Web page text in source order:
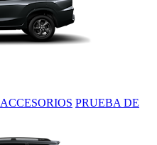
ACCESORIOS PRUEBA DE